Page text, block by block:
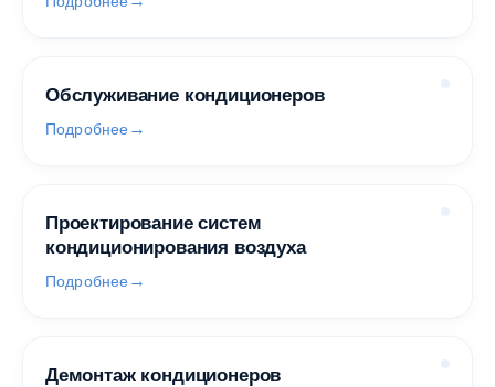
Обслуживание кондиционеров
Подробнее
Проектирование систем
кондиционирования воздуха
Подробнее
Демонтаж кондиционеров